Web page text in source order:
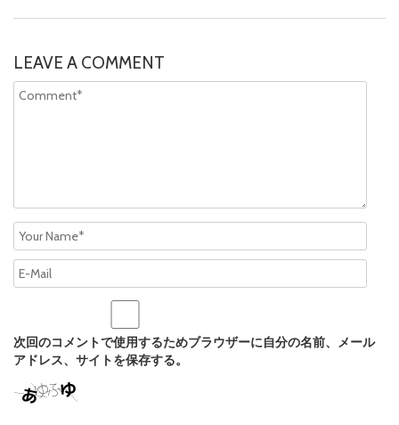
LEAVE A COMMENT
次回のコメントで使用するためブラウザーに自分の名前、メール
アドレス、サイトを保存する。